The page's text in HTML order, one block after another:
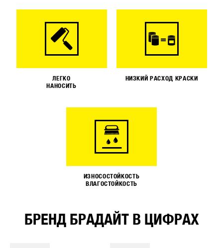
ЛЕГКО
НАНОСИТЬ
НИЗКИЙ РАСХОД КРАСКИ
ИЗНОСОСТОЙКОСТЬ
ВЛАГОСТОЙКОСТЬ
БРЕНД БРАДАЙТ В ЦИФРАХ